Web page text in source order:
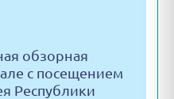
обзорная
с посещением
Республики